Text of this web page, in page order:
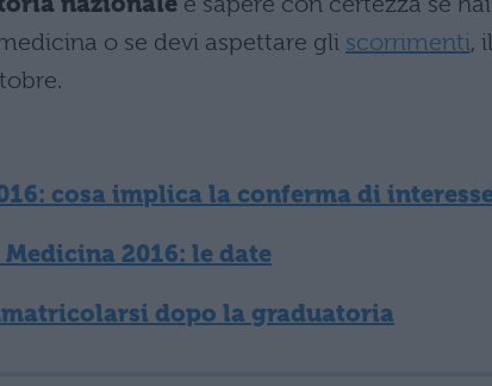
o se devi aspettare gli scorrimenti, il
cosa implica la conferma di
2016: le date
dopo la graduatoria